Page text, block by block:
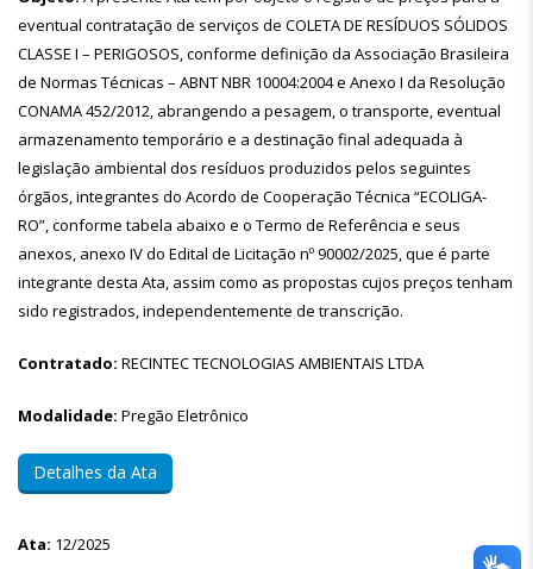
eventual contratação de serviços de COLETA DE RESÍDUOS SÓLIDOS
CLASSE I – PERIGOSOS, conforme definição da Associação Brasileira
de Normas Técnicas – ABNT NBR 10004:2004 e Anexo I da Resolução
CONAMA 452/2012, abrangendo a pesagem, o transporte, eventual
armazenamento temporário e a destinação final adequada à
legislação ambiental dos resíduos produzidos pelos seguintes
órgãos, integrantes do Acordo de Cooperação Técnica “ECOLIGA-
RO”, conforme tabela abaixo e o Termo de Referência e seus
anexos, anexo IV do Edital de Licitação nº 90002/2025, que é parte
integrante desta Ata, assim como as propostas cujos preços tenham
sido registrados, independentemente de transcrição.
Contratado: RECINTEC TECNOLOGIAS AMBIENTAIS LTDA
Modalidade: Pregão Eletrônico
Detalhes da Ata
Ata: 12/2025